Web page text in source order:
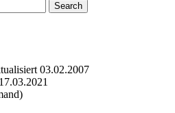
Search
03.02.2007